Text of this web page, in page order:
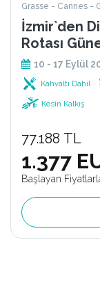
Grasse - Cannes -
İzmir`den
Rotası
10 - 17 Eylül
Kahvaltı Dahil
Kesin Kalkış
77.188 TL
1.377
Başlayan